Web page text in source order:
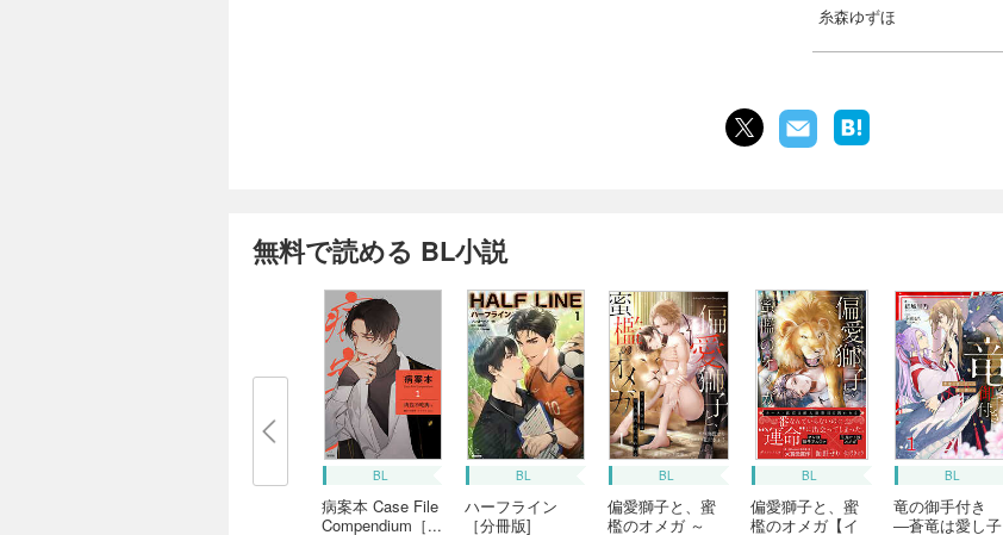
糸森ゆずほ
無料で読める BL小説
BL
病案本 Case File
Compendium［...
BL
ハーフライン
［分冊版]
BL
偏愛獅子と、蜜
檻のオメガ ～
BL
偏愛獅子と、蜜
檻のオメガ【イ
BL
竜の御手付き
―蒼竜は愛し子